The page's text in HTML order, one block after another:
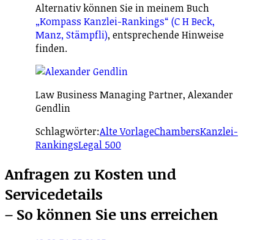
Alternativ können Sie in meinem Buch
„Kompass Kanzlei-Rankings“ (C H Beck,
Manz, Stämpfli), entsprechende Hinweise
finden.
Law Business Managing Partner, Alexander
Gendlin
Schlagwörter:Alte VorlageChambersKanzlei-
RankingsLegal 500
Anfragen zu Kosten und
Servicedetails
– So können Sie uns erreichen